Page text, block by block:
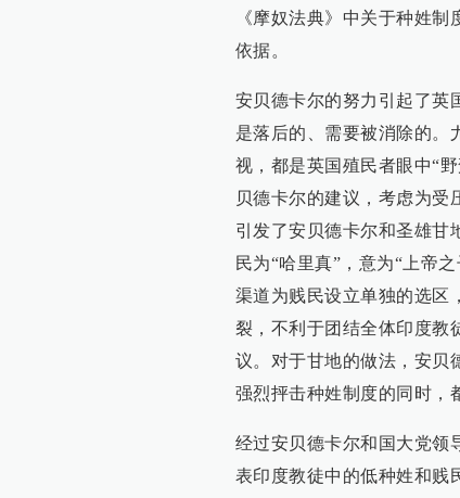
《摩奴法典》中关于种姓
依据。
安贝德卡尔的努力引起了英
是落后的、需要被消除的。
视，都是英国殖民者眼中“
贝德卡尔的建议，考虑为受
引发了安贝德卡尔和圣雄甘
民为“哈里真”，意为“上帝
渠道为贱民设立单独的选区
裂，不利于团结全体印度教
议。对于甘地的做法，安贝
强烈抨击种姓制度的同时，
经过安贝德卡尔和国大党领
表印度教徒中的低种姓和贱